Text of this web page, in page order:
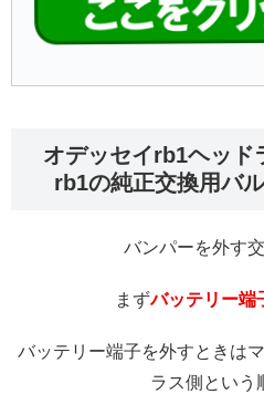
オデッセイrb1ヘッド
rb1の純正交換用バ
バンパーを外す
まずバッテリー端
バッテリー端子を外すときは
ラス側という